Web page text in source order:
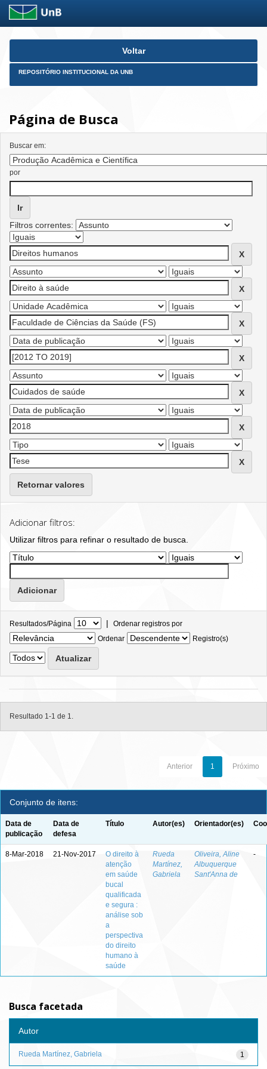
Skip
Voltar
REPOSITÓRIO INSTITUCIONAL DA UNB
Página de Busca
Buscar em:
por
Filtros correntes:
Retornar valores
Adicionar filtros:
Utilizar filtros para refinar o resultado de busca.
Resultados/Página | Ordenar registros por
Ordenar
Registro(s)
Resultado 1-1 de 1.
Anterior 1 Próximo
Conjunto de itens:
Data de
publicação
Data de
defesa
Título Autor(es) Orientador(es)
8-Mar-2018 21-Nov-2017
O direito à
atenção
em saúde
bucal
qualificada
e segura :
análise sob
a
perspectiva
do direito
humano à
saúde
Rueda
Martínez,
Gabriela
Oliveira, Aline
Albuquerque
Sant'Anna de
-
Busca facetada
Autor
1
Rueda Martínez, Gabriela